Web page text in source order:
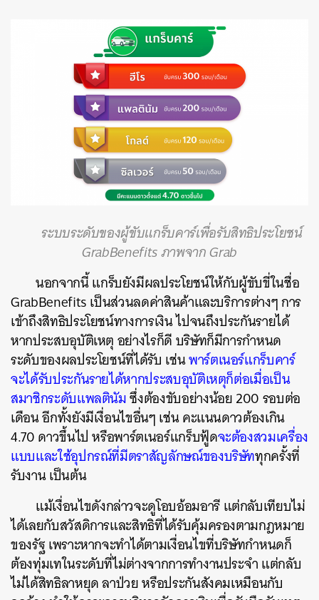
ระบบระดับของผู้ขับแกร็บคาร์เพื่อรับสิทธิประโยชน์
GrabBenefits ภาพจากGrab
นอกจากนี้ แกร็บยังมีผลประโยชน์ให้กับผู้ขับขี่ในชื่อ
GrabBenefits เป็นส่วนลดค่าสินค้าและบริการต่างๆ การ
เข้าถึงสิทธิประโยชน์ทางการเงิน ไปจนถึงประกันรายได้
หากประสบอุบัติเหตุ อย่างไรก็ดี บริษัทก็มีการกำหนด
ระดับของผลประโยชน์ที่ได้รับ เช่นพาร์ตเนอร์แกร็บคาร์
จะได้รับประกันรายได้หากประสบอุบัติเหตุก็ต่อเมื่อเป็น
สมาชิกระดับแพลตินัมซึ่งต้องขับอย่างน้อย 200 รอบต่อ
เดือน อีกทั้งยังมีเงื่อนไขอื่นๆ เช่น คะแนนดาวต้องเกิน
4.70 ดาวขึ้นไป หรือพาร์ตเนอร์แกร็บฟู้ดจะต้องสวมเครื่อง
แบบและใช้อุปกรณ์ที่มีตราสัญลักษณ์ของบริษัททุกครั้งที่
รับงาน เป็นต้น
แม้เงื่อนไขดังกล่าวจะดูโอบอ้อมอารี แต่กลับเทียบไม่
ได้เลยกับสวัสดิการและสิทธิที่ได้รับคุ้มครองตามกฎหมาย
ของรัฐ เพราะหากจะทำได้ตามเงื่อนไขที่บริษัทกำหนดก็
ต้องทุ่มเทในระดับที่ไม่ต่างจากการทำงานประจำ แต่กลับ
ไม่ได้สิทธิลาหยุด ลาป่วย หรือประกันสังคมเหมือนกับ